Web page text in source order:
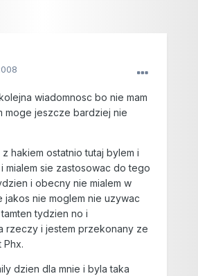
wiadomnosc bo nie mam
moge jeszcze bardziej nie
hakiem ostatnio tutaj bylem i
mialem sie zastosowac do tego
i obecny nie mialem w
nie moglem nie uzywac
tydzien no i
rzeczy i jestem przekonany ze
dzien dla mnie i byla taka